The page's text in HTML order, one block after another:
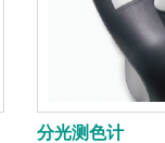
分光测色计